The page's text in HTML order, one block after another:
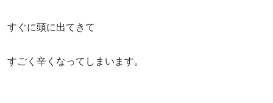
すぐに頭に出てきて
すごく辛くなってしまいます。